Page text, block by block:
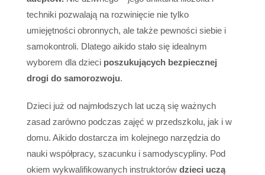
techniki pozwalają na rozwinięcie nie tylko
umiejętności obronnych, ale także pewności siebie i
samokontroli. Dlatego aikido stało się idealnym
wyborem dla dzieci poszukujących bezpiecznej
drogi do samorozwoju.
Dzieci już od najmłodszych lat uczą się ważnych
zasad zarówno podczas zajęć w przedszkolu, jak i w
domu. Aikido dostarcza im kolejnego narzędzia do
nauki współpracy, szacunku i samodyscypliny. Pod
okiem wykwalifikowanych instruktorów dzieci uczą